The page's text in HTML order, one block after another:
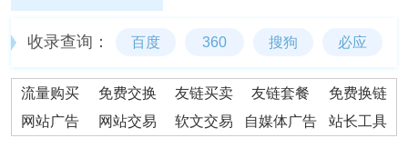
收录查询： 百度 360 搜狗 必应
流量购买 免费交换 友链买卖 友链套餐
免费换链
网站广告
网站交易 软文交易 自媒体广告 站长工具